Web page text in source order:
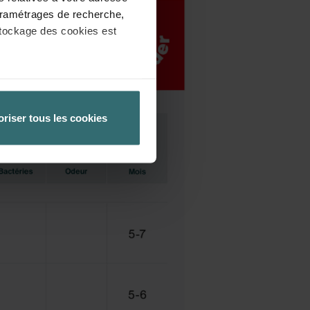
de recherche,
des cookies est
en conséquence
ordinateur. Vous pouvez
concerné désactive
de notre site Web ne
tous les cookies